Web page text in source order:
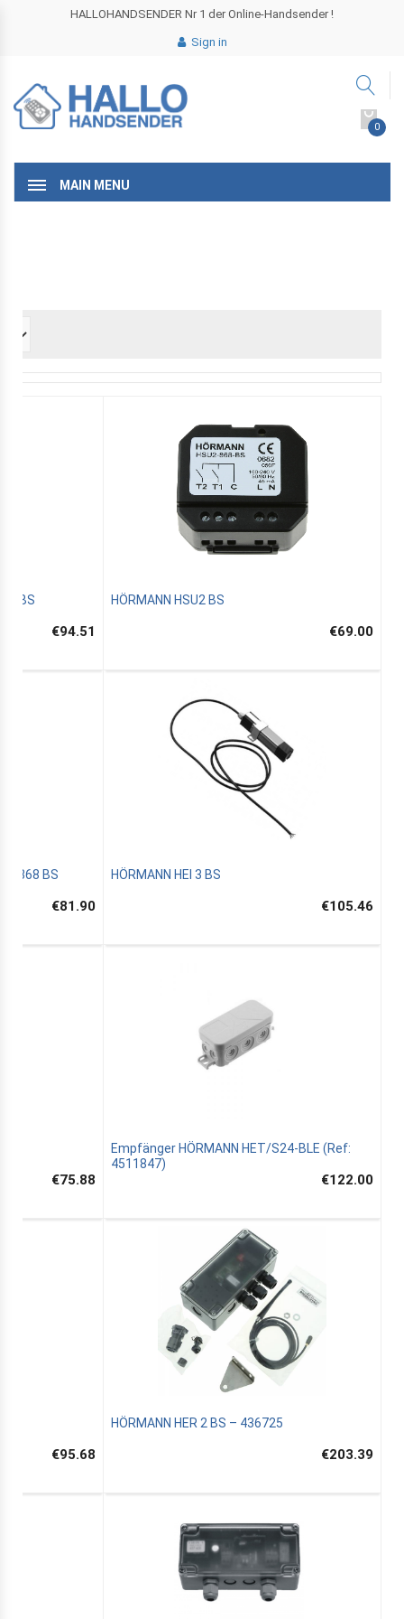
HALLOHANDSENDER Nr 1 der Online-Handsender !
Sign in
0
MAIN MENU
2 BS
€94.51
HÖRMANN HSU2 BS
€69.00
868 BS
€81.90
HÖRMANN HEI 3 BS
€105.46
€75.88
Empfänger HÖRMANN HET/S24-BLE (Ref:
4511847)
€122.00
€95.68
HÖRMANN HER 2 BS – 436725
€203.39